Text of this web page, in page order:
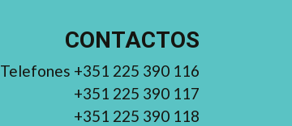
CONTACTOS
Telefones +351 225 390 116
+351 225 390 117
+351 225 390 118